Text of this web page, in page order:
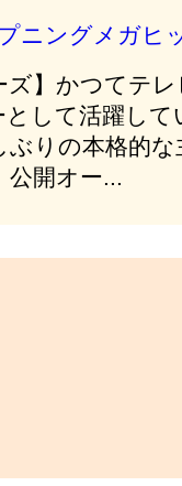
ニングメガヒ
ズ】かつてテ
して活躍し
ぶりの本格的
公開オー...